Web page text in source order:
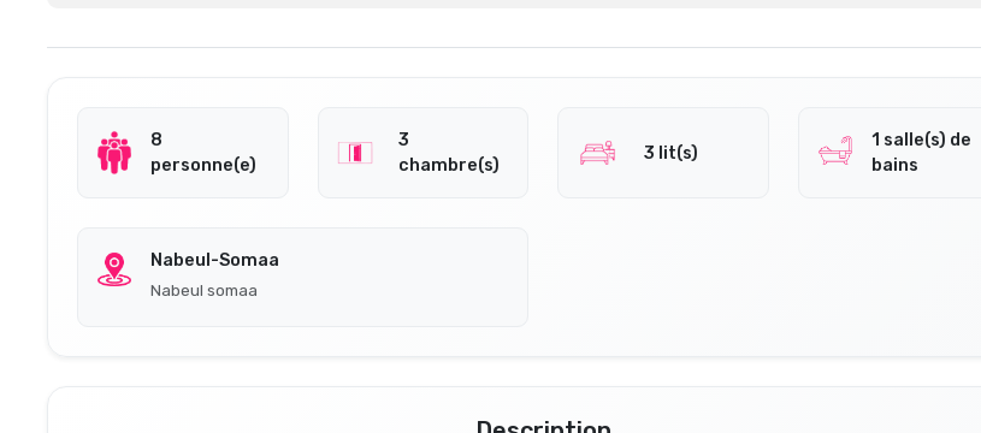
8
personne(e)
3
chambre(s)
3 lit(s)
1 salle(s) de
bains
Nabeul-Somaa
Nabeul somaa